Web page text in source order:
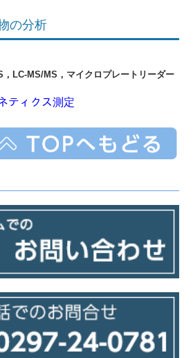
析マネジャー＞
の分析
LC-MS/MS，マイクロプレートリーダー
ティクス測定